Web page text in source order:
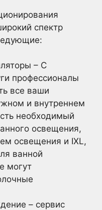
спектр
– С
профессионалы
все ваши
и внутреннем
необходимый
освещения,
освещения и IXL,
ванной
могут
– сервис